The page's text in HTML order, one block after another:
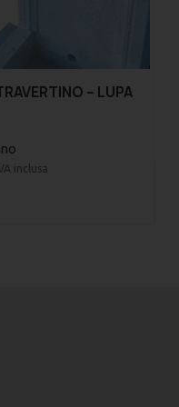
– LUPA
inclusa